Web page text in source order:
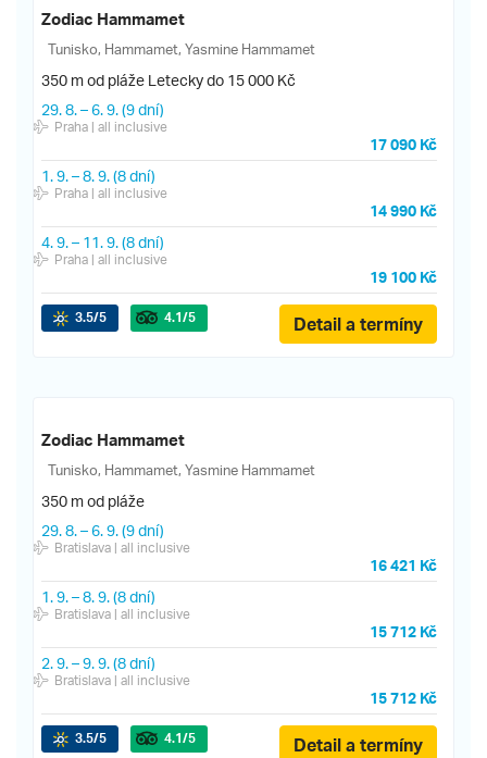
Zodiac Hammamet
Tunisko, Hammamet, Yasmine Hammamet
350 m od pláže Letecky do 15 000 Kč
29. 8.–6. 9.(9 dní)
Praha| all inclusive
17 090 Kč
1. 9.–8. 9.(8 dní)
Praha| all inclusive
14 990 Kč
4. 9.– 11. 9.(8 dní)
Praha| all inclusive
19 100 Kč
3.5/5 4.1/5 Detail a termíny
Zodiac Hammamet
Tunisko, Hammamet, Yasmine Hammamet
350 m od pláže
29. 8.–6. 9.(9 dní)
Bratislava| all inclusive
16 421 Kč
1. 9.–8. 9.(8 dní)
Bratislava| all inclusive
15 712 Kč
2. 9.–9. 9.(8 dní)
Bratislava| all inclusive
15 712 Kč
3.5/5 4.1/5 Detail a termíny